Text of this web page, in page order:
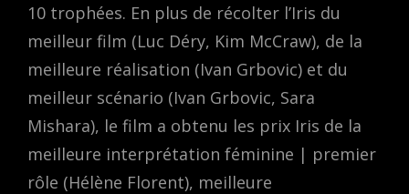
10 trophées. En plus de récolter l’Iris du
meilleur film (Luc Déry, Kim McCraw), de la
meilleure réalisation (Ivan Grbovic) et du
meilleur scénario (Ivan Grbovic, Sara
Mishara), le film a obtenu les prix Iris de la
meilleure interprétation féminine | premier
rôle (Hélène Florent), meilleure